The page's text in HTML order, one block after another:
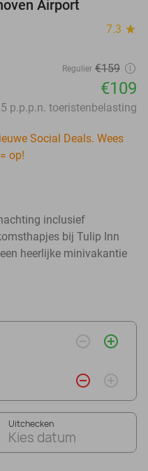
Airport
7.3 star
Regulier €159
€109
p.p.p.n. toeristenbelasting
Social Deals. Wees
op!
inclusief
bij Tulip Inn
heerlijke minivakantie
remove_circle_outline add_circle_outline
remove_circle_outline add_circle_outline
Uitchecken
Kies datum